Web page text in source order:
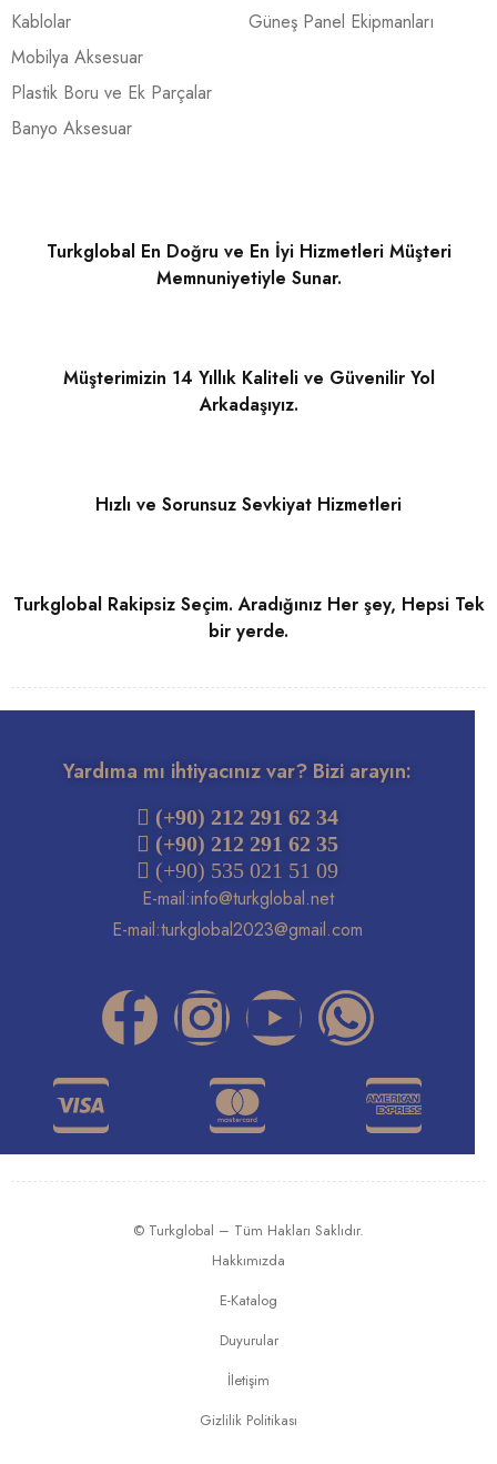
Kablolar
Mobilya Aksesuar
Plastik Boru ve Ek Parçalar
Banyo Aksesuar
Güneş Panel Ekipmanları
Turkglobal En Doğru ve En İyi Hizmetleri Müşteri
Memnuniyetiyle Sunar.
Müşterimizin 14 Yıllık Kaliteli ve Güvenilir Yol
Arkadaşıyız.
Hızlı ve Sorunsuz Sevkiyat Hizmetleri
Turkglobal Rakipsiz Seçim. Aradığınız Her şey, Hepsi Tek
bir yerde.
Yardıma mı ihtiyacınız var? Bizi arayın:
 (+90) 212 291 62 34
(+90) 212 291 62 35
 (+90) 535 021 51 09
E-mail:info@turkglobal.net
E-mail:turkglobal2023@gmail.com
© Turkglobal – Tüm Hakları Saklıdır.
Hakkımızda
E-Katalog
Duyurular
İletişim
Gizlilik Politikası